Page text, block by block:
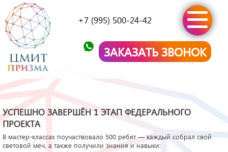
+7 (995) 500-24-42
ЗАКАЗАТЬ ЗВОНОК
УСПЕШНО ЗАВЕРШЁН 1 ЭТАП ФЕДЕРАЛЬНОГО
ПРОЕКТА
В мастер-классах поучаствовало 500 ребят — каждый собрал свой
световой меч, а также получили знания и навыки: